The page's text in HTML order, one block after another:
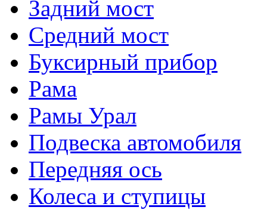
Задний мост
Средний мост
Буксирный прибор
Рама
Рамы Урал
Подвеска автомобиля
Передняя ось
Колеса и ступицы